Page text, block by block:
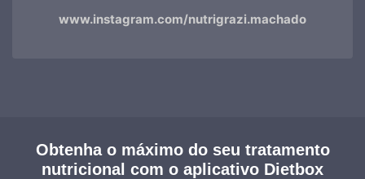
www.instagram.com/nutrigrazi.machado
Obtenha o máximo do seu tratamento
nutricional com o aplicativo Dietbox